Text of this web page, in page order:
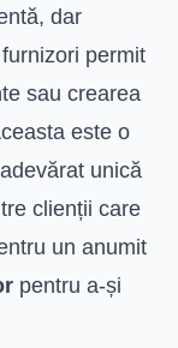
dar
permit
sau crearea
este o
unică
clienții care
un anumit
pentru a-și